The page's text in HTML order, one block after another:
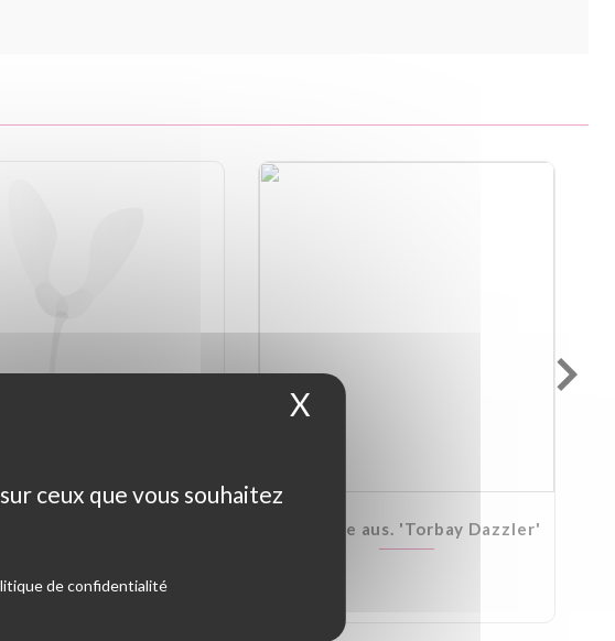
Cordyline aus. 'Torbay Dazzler'
ceux que vous souhaitez
de confidentialité
X Masquer le bandeau